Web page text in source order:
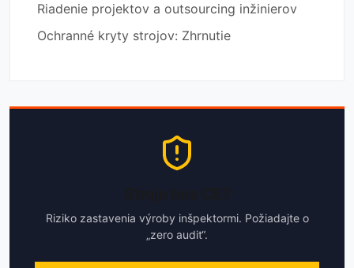
Riadenie projektov a outsourcing inžinierov
Ochranné kryty strojov: Zhrnutie
Riziko zastavenia výroby inšpektormi. Požiadajte o
„zero audit“.